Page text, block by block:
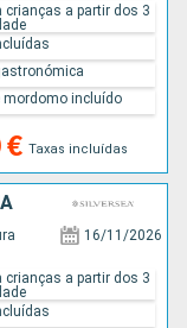
€ Taxas incluídas
crianças a partir dos 3
mordomo incluído
16/11/2026
crianças a partir dos 3